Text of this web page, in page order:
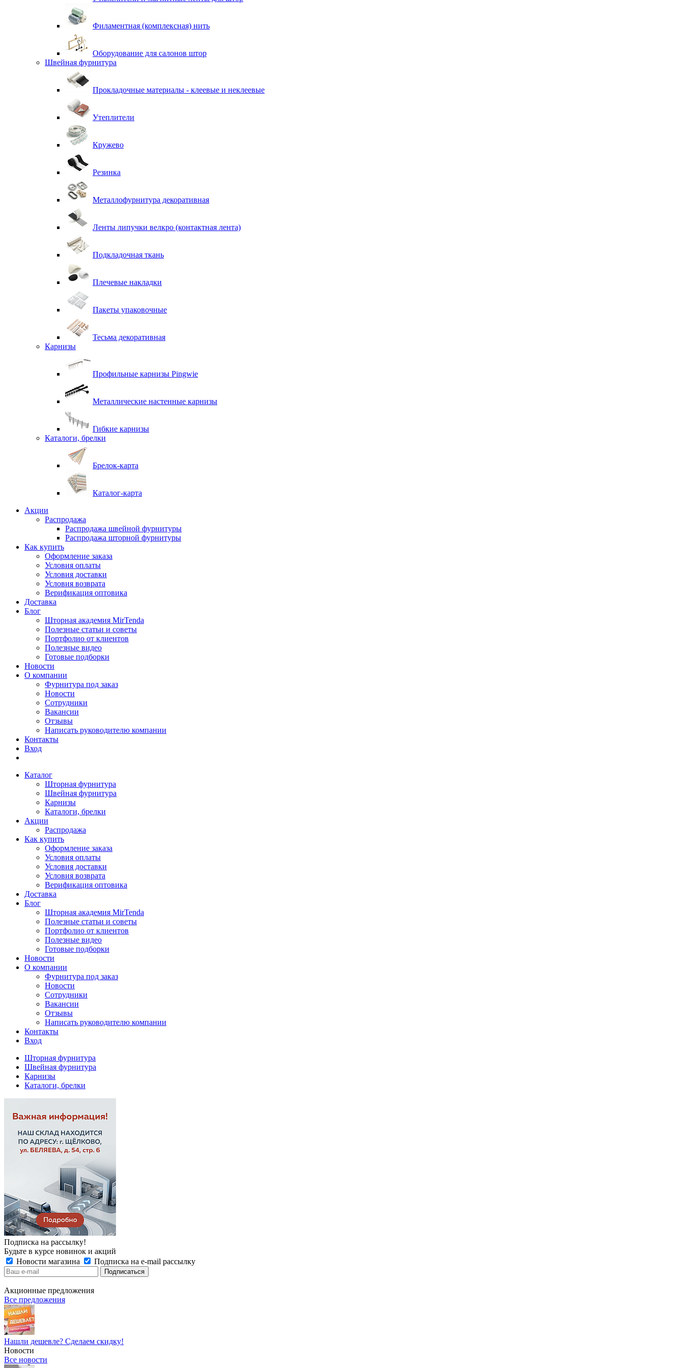
Филаментная (комплексная) нить
Оборудование для салонов штор
Швейная фурнитура
Прокладочные материалы - клеевые и неклеевые
Утеплители
Кружево
Резинка
Металлофурнитура декоративная
Ленты липучки велкро (контактная лента)
Подкладочная ткань
Плечевые накладки
Пакеты упаковочные
Тесьма декоративная
Карнизы
Профильные карнизы Pingwie
Металлические настенные карнизы
Гибкие карнизы
Каталоги, брелки
Брелок-карта
Каталог-карта
Акции
Распродажа
Распродажа швейной фурнитуры
Распродажа шторной фурнитуры
Как купить
Оформление заказа
Условия оплаты
Условия доставки
Условия возврата
Верификация оптовика
Доставка
Блог
Шторная академия MirTenda
Полезные статьи и советы
Портфолио от клиентов
Полезные видео
Готовые подборки
Новости
О компании
Фурнитура под заказ
Новости
Сотрудники
Вакансии
Отзывы
Написать руководителю компании
Контакты
Вход
Каталог
Шторная фурнитура
Швейная фурнитура
Карнизы
Каталоги, брелки
Акции
Распродажа
Как купить
Оформление заказа
Условия оплаты
Условия доставки
Условия возврата
Верификация оптовика
Доставка
Блог
Шторная академия MirTenda
Полезные статьи и советы
Портфолио от клиентов
Полезные видео
Готовые подборки
Новости
О компании
Фурнитура под заказ
Новости
Сотрудники
Вакансии
Отзывы
Написать руководителю компании
Контакты
Вход
Шторная фурнитура
Швейная фурнитура
Карнизы
Каталоги, брелки
Подписка на рассылку!
Будьте в курсе новинок и акций
Новости магазина
Подписка на e-mail рассылку
Акционные предложения
Все предложения
Нашли дешевле? Сделаем скидку!
Новости
Все новости